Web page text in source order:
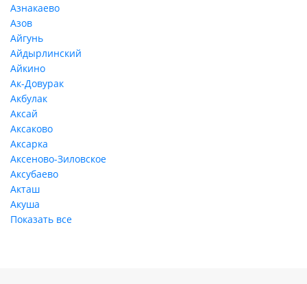
Азнакаево
Азов
Айгунь
Айдырлинский
Айкино
Ак-Довурак
Акбулак
Аксай
Аксаково
Аксарка
Аксеново-Зиловское
Аксубаево
Акташ
Акуша
Показать все